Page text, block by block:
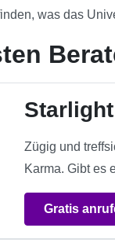
was das
Zügig und
Karma. Gibt es
Gratis